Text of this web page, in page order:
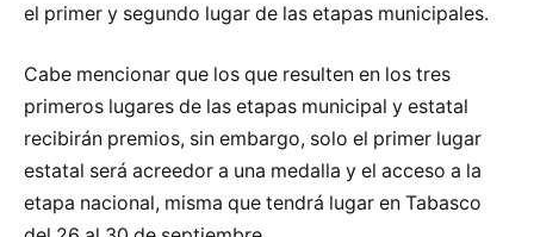
el primer y segundo lugar de las etapas municipales.
Cabe mencionar que los que resulten en los tres
primeros lugares de las etapas municipal y estatal
recibirán premios, sin embargo, solo el primer lugar
estatal será acreedor a una medalla y el acceso a la
etapa nacional, misma que tendrá lugar en Tabasco